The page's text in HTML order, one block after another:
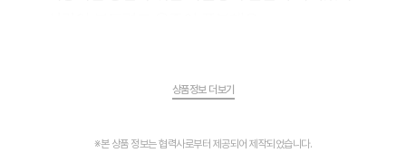
상품정보 더보기
※본 상품 정보는 협력사로부터 제공되어 제작되었습니다.